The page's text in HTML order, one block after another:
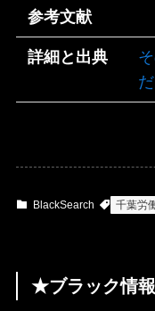
参考文献
詳細と出典
BlackSearch 千葉労
★ブラック情